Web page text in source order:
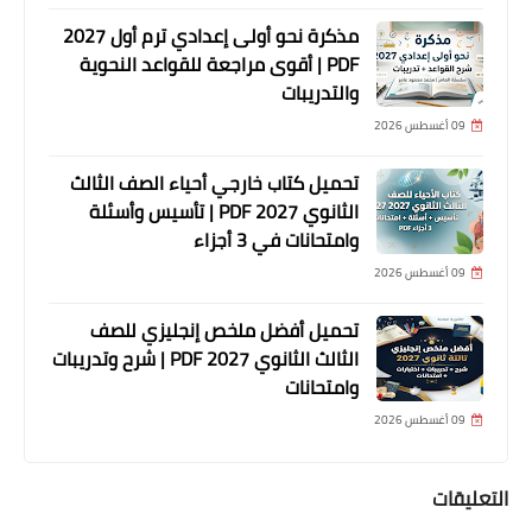
مذكرة نحو أولى إعدادي ترم أول 2027
PDF | أقوى مراجعة للقواعد النحوية
والتدريبات
09 أغسطس 2026
تحميل كتاب خارجي أحياء الصف الثالث
الثانوي 2027 PDF | تأسيس وأسئلة
وامتحانات في 3 أجزاء
09 أغسطس 2026
تحميل أفضل ملخص إنجليزي للصف
الثالث الثانوي 2027 PDF | شرح وتدريبات
وامتحانات
09 أغسطس 2026
التعليقات